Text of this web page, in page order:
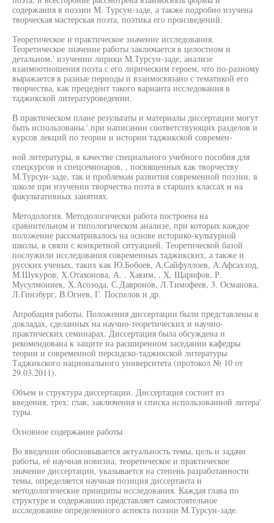
содержания в поэзии М. Турсун-заде, а также подробно изучена
творческая мастерская поэта, поэтика его произведений.
Теоретическое и практическое значение исследования.
Теоретическое значение работы заключается в целостном и
детальном,' изучении лирики М.Турсун-заде, анализе
взаимоотношения поэта с его лирическим героем, что по-разному
выражается в разные периоды и взаимосвязано с тематикой его
творчества, как прецедент такого варианта исследования в
таджикской литературоведении.
В практическом плане результаты и материалы диссертации могут
быть использованы.'.при написании соответствующих разделов и
курсов лекций по теории и истории таджикской современ-
ной литературы, в качестве специального учебного пособия для
спецкурсов и спецсеминаров, , посвященных как творчеству
М.Турсун-заде, так и проблемам развития современной поэзии, в
школе при изучении творчества поэта в старших классах и на
факультативных занятиях.
Методология. Методологически работа построена на
сравнительном и типологическом анализе, при которых каждое
положение рассматривалось на основе историко-культурной
школы, в связи с конкретной ситуацией. Теоретической базой
послужили исследования современных таджикских, а также и
русских ученых, таких как Ю.Бобоев, А.Сайфуллоев, А.Афсахзод,
М.Шукуров, Х.Отахонова, А. . Хаким, , X, Щарифов, Р.
Мусулмониек, Х.Асозода, С.Давронов, Л.Тимофеев, 3. Османова,
Л.Гинзбург, В.Огнев, Г. Поспелов и др.
Апробация работы. Положения диссертации были представлены в
докладах, сделанных на научно-теоретических и научно-
практических семинарах. Диссертация была обсуждена и
рекомендована к защите на расширенном заседании кафедры
теории и современной персидско-таджикской литературы
Таджикского национального университета (протокол № 10 от
29.03.2011).
Объем и структура диссертации. Диссертация состоит из
введения, трех: глав, заключения и списка использованной литера'
туры.
Основное содержание работы
Во введении обосновывается актуальность темы, цель и задачи
работы, её научная новизна, теоретическое и практическое
значение диссертации, указывается на степень разработанности
темы, определяется научная позиция диссертанта и
методологические принципы исследования. Каждая глава по
структуре и содержанию представляет самостоятельное
исследование определенного аспекта поэзии М.Турсун-заде.